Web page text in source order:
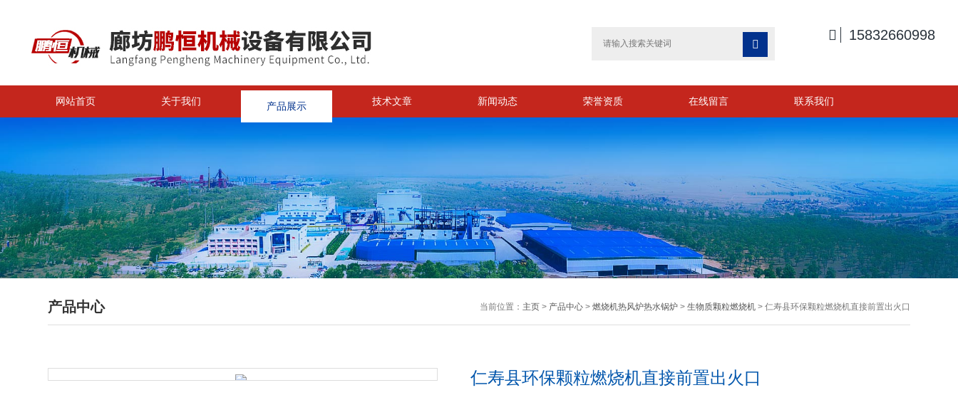

 15832660998
网站首页 关于我们 产品展示 技术文章 新闻动态 荣誉资质 在线留言 联系我们
产品中心 当前位置： 主页> 产品中心> 燃烧机热风炉热水锅炉> 生物质颗粒燃烧机> 仁寿县环保颗粒燃烧机直接前置出火口
< >
仁寿县环保颗粒燃烧机直接前置出火口